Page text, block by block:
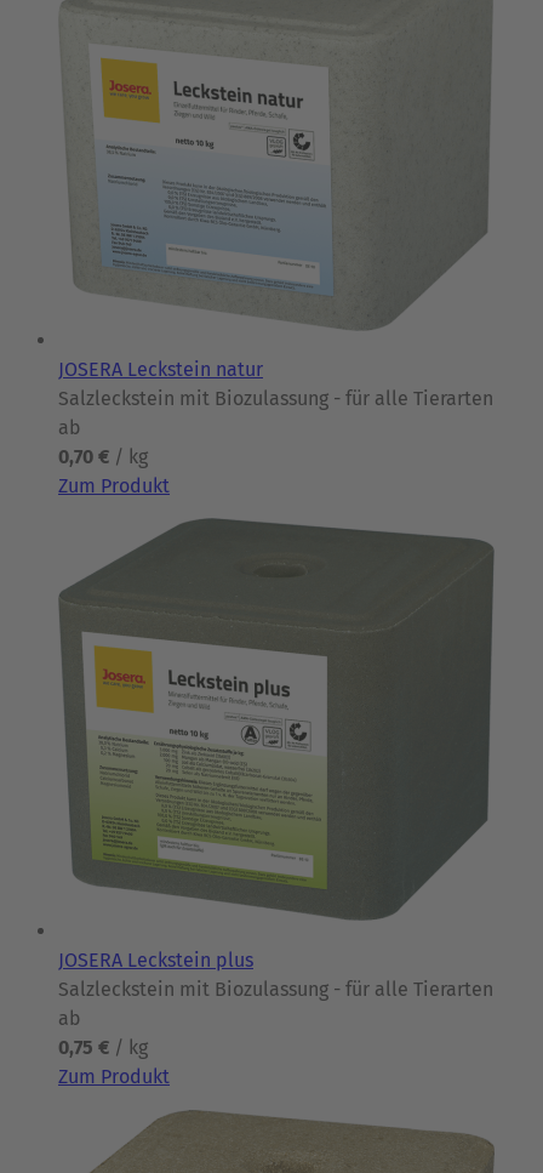
JOSERA Leckstein natur
Salzleckstein mit Biozulassung - für alle Tierarten
ab
0,70 € / kg
Zum Produkt
JOSERA Leckstein plus
Salzleckstein mit Biozulassung - für alle Tierarten
ab
0,75 € / kg
Zum Produkt